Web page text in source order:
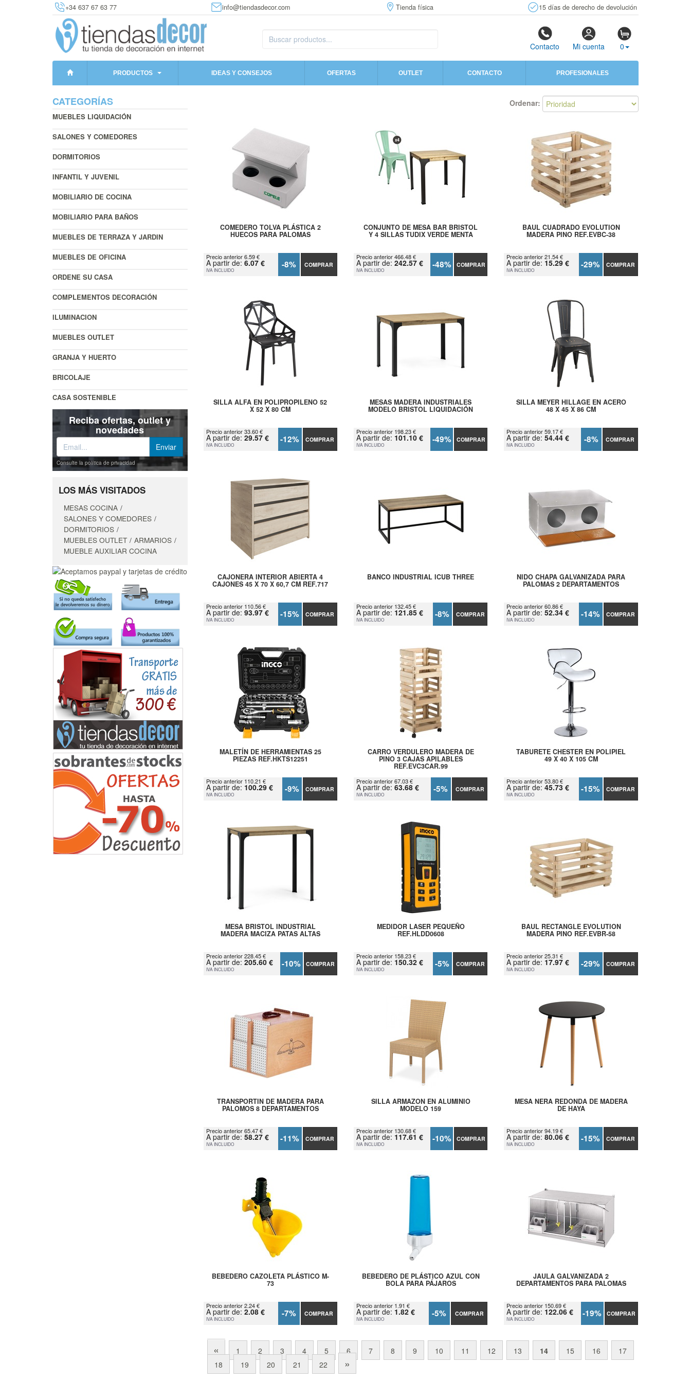
+34 637 67 63 77 info@tiendasdecor.com Tienda física 15 días de derecho de devolución
Contacto Mi cuenta 0
PRODUCTOS IDEAS Y CONSEJOS OFERTAS OUTLET CONTACTO PROFESIONALES
CATEGORÍAS
MUEBLES LIQUIDACIÓN
SALONES Y COMEDORES
DORMITORIOS
INFANTIL Y JUVENIL
MOBILIARIO DE COCINA
MOBILIARIO PARA BAÑOS
MUEBLES DE TERRAZA Y JARDIN
MUEBLES DE OFICINA
ORDENE SU CASA
COMPLEMENTOS DECORACIÓN
ILUMINACION
MUEBLES OUTLET
GRANJA Y HUERTO
BRICOLAJE
CASA SOSTENIBLE
Reciba ofertas, outlet y
novedades
Consulte la política de privacidad
LOS MÁS VISITADOS
MESAS COCINA
SALONES Y COMEDORES
DORMITORIOS
MUEBLES OUTLET
ARMARIOS
MUEBLE AUXILIAR COCINA
Ordenar:
COMEDERO TOLVA PLÁSTICA 2
HUECOS PARA PALOMAS
Precio anterior 6.59 €
A partir de: 6.07 €
IVA INCLUIDO -8% COMPRAR
CONJUNTO DE MESA BAR BRISTOL
Y 4 SILLAS TUDIX VERDE MENTA
Precio anterior 466.48 €
A partir de: 242.57 €
IVA INCLUIDO -48% COMPRAR
BAUL CUADRADO EVOLUTION
MADERA PINO REF.EVBC-38
Precio anterior 21.54 €
A partir de: 15.29 €
IVA INCLUIDO -29% COMPRAR
SILLA ALFA EN POLIPROPILENO 52
X 52 X 80 CM
Precio anterior 33.60 €
A partir de: 29.57 €
IVA INCLUIDO -12% COMPRAR
MESAS MADERA INDUSTRIALES
MODELO BRISTOL LIQUIDACIÓN
Precio anterior 198.23 €
A partir de: 101.10 €
IVA INCLUIDO -49% COMPRAR
SILLA MEYER HILLAGE EN ACERO
48 X 45 X 86 CM
Precio anterior 59.17 €
A partir de:54.44 €
IVA INCLUIDO -8% COMPRAR
CAJONERA INTERIOR ABIERTA 4
CAJONES 45 X 70 X 60,7 CM REF.717
Precio anterior 110.56 €
A partir de: 93.97 €
IVA INCLUIDO -15% COMPRAR
BANCO INDUSTRIAL ICUB THREE
Precio anterior 132.45 €
A partir de: 121.85 €
IVA INCLUIDO -8% COMPRAR
NIDO CHAPA GALVANIZADA PARA
PALOMAS 2 DEPARTAMENTOS
Precio anterior 60.86 €
A partir de:52.34 €
IVA INCLUIDO -14% COMPRAR
MALETÍN DE HERRAMIENTAS 25
PIEZAS REF.HKTS12251
Precio anterior 110.21 €
A partir de: 100.29 €
IVA INCLUIDO -9% COMPRAR
CARRO VERDULERO MADERA DE
PINO 3 CAJAS APILABLES
REF.EVC3CAR.99
Precio anterior 67.03 €
A partir de: 63.68 €
IVA INCLUIDO -5% COMPRAR
TABURETE CHESTER EN POLIPIEL
49 X 40 X 105 CM
Precio anterior 53.80 €
A partir de:45.73 €
IVA INCLUIDO -15% COMPRAR
MESA BRISTOL INDUSTRIAL
MADERA MACIZA PATAS ALTAS
Precio anterior 228.45 €
A partir de: 205.60 €
IVA INCLUIDO -10% COMPRAR
MEDIDOR LASER PEQUEÑO
REF.HLDD0608
Precio anterior 158.23 €
A partir de: 150.32 €
IVA INCLUIDO -5% COMPRAR
BAUL RECTANGLE EVOLUTION
MADERA PINO REF.EVBR-58
Precio anterior 25.31 €
A partir de: 17.97 €
IVA INCLUIDO -29% COMPRAR
TRANSPORTIN DE MADERA PARA
PALOMOS 8 DEPARTAMENTOS
Precio anterior 65.47 €
A partir de: 58.27 €
IVA INCLUIDO -11% COMPRAR
SILLA ARMAZON EN ALUMINIO
MODELO 159
Precio anterior 130.68 €
A partir de: 117.61 €
IVA INCLUIDO -10% COMPRAR
MESA NERA REDONDA DE MADERA
DE HAYA
Precio anterior 94.19 €
A partir de:80.06 €
IVA INCLUIDO -15% COMPRAR
BEBEDERO CAZOLETA PLÁSTICO M-
73
Precio anterior 2.24 €
A partir de: 2.08 €
IVA INCLUIDO -7% COMPRAR
BEBEDERO DE PLÁSTICO AZUL CON
BOLA PARA PÁJAROS
Precio anterior 1.91 €
A partir de: 1.82 €
IVA INCLUIDO -5% COMPRAR
JAULA GALVANIZADA 2
DEPARTAMENTOS PARA PALOMAS
Precio anterior 150.69 €
A partir de: 122.06 €
IVA INCLUIDO -19% COMPRAR
« 1 2 3 4 5 6 7 8 9 10 11 12 13 14 15 16
17
18
19 20 21 22 »